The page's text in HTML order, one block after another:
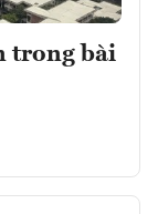
trong bài